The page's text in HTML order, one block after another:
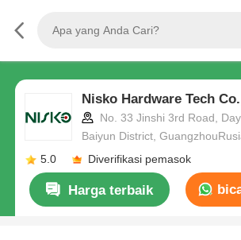
Nisko Hardware Tech
No. 33 Jinshi 3rd Road,
Baiyun District,
5.0
Diverifikasi pemasok
Harga terbaik